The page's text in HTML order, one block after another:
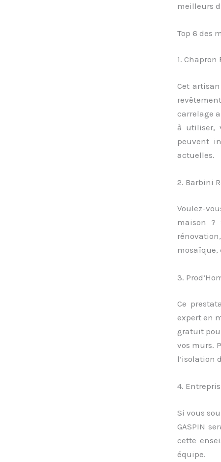
meilleurs
Top 6 des
1. Chapron
Cet
carrelage
à utiliser,
peuvent
actuelles.
2. Barbini
Voulez-
maison ?
mosaïque,
3.
Ce
expert en
gratuit
vos murs.
l’isolation
4.
Si vous
GASPIN
cette
équipe.